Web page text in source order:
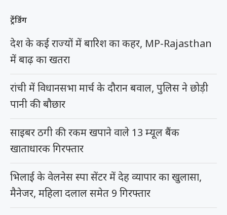
ट्रेंडिंग
देश के कई राज्यों में बारिश का कहर, MP-Rajasthan
में बाढ़ का खतरा
रांची में विधानसभा मार्च के दौरान बवाल, पुलिस ने छोड़ी
पानी की बौछार
साइबर ठगी की रकम खपाने वाले 13 म्यूल बैंक
खाताधारक गिरफ्तार
भिलाई के वेलनेस स्पा सेंटर में देह व्यापार का खुलासा,
मैनेजर, महिला दलाल समेत 9 गिरफ्तार